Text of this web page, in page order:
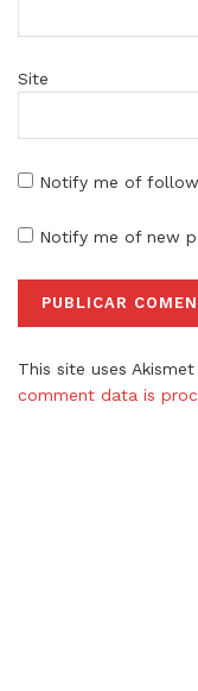
Site
Notify me of
Notify me of new
This site uses
comment data is